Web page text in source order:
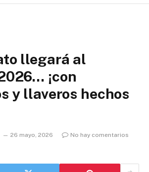
llegará al
¡con
y llaveros hechos
26 mayo, 2026
No hay comentarios